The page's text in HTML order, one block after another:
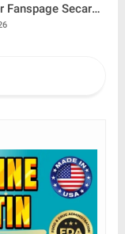
Fanspage Secara
Berkelanjutan